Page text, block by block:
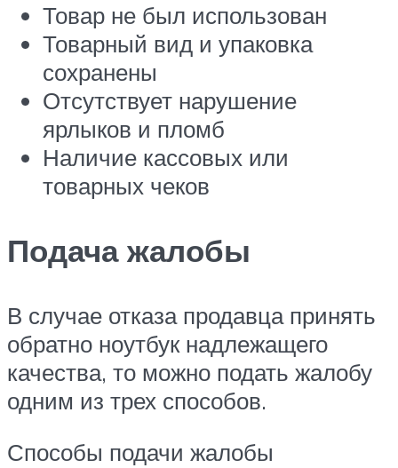
Товар не был использован
Товарный вид и упаковка
сохранены
Отсутствует нарушение
ярлыков и пломб
Наличие кассовых или
товарных чеков
Подача жалобы
В случае отказа продавца принять
обратно ноутбук надлежащего
качества, то можно подать жалобу
одним из трех способов.
Способы подачи жалобы